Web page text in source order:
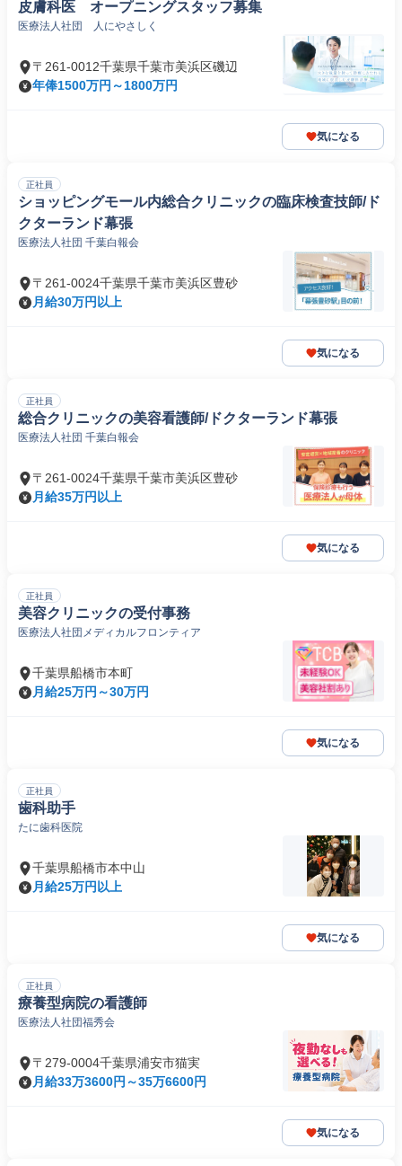
皮膚科医 オープニングスタッフ募集
医療法人社団 人にやさしく
〒261-0012千葉県千葉市美浜区磯辺
年俸1500万円～1800万円
気になる
正社員
ショッピングモール内総合クリニックの臨床検査技師/ド
クターランド幕張
医療法人社団 千葉白報会
〒261-0024千葉県千葉市美浜区豊砂
月給30万円以上
気になる
正社員
総合クリニックの美容看護師/ドクターランド幕張
医療法人社団 千葉白報会
〒261-0024千葉県千葉市美浜区豊砂
月給35万円以上
気になる
正社員
美容クリニックの受付事務
医療法人社団メディカルフロンティア
千葉県船橋市本町
月給25万円～30万円
気になる
正社員
歯科助手
たに歯科医院
千葉県船橋市本中山
月給25万円以上
気になる
正社員
療養型病院の看護師
医療法人社団福秀会
〒279-0004千葉県浦安市猫実
月給33万3600円～35万6600円
気になる